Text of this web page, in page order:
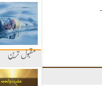
مقبول ترین